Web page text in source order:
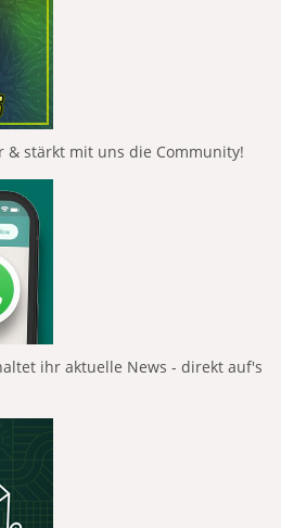
& stärkt mit uns die Community!
ihr aktuelle News - direkt auf's